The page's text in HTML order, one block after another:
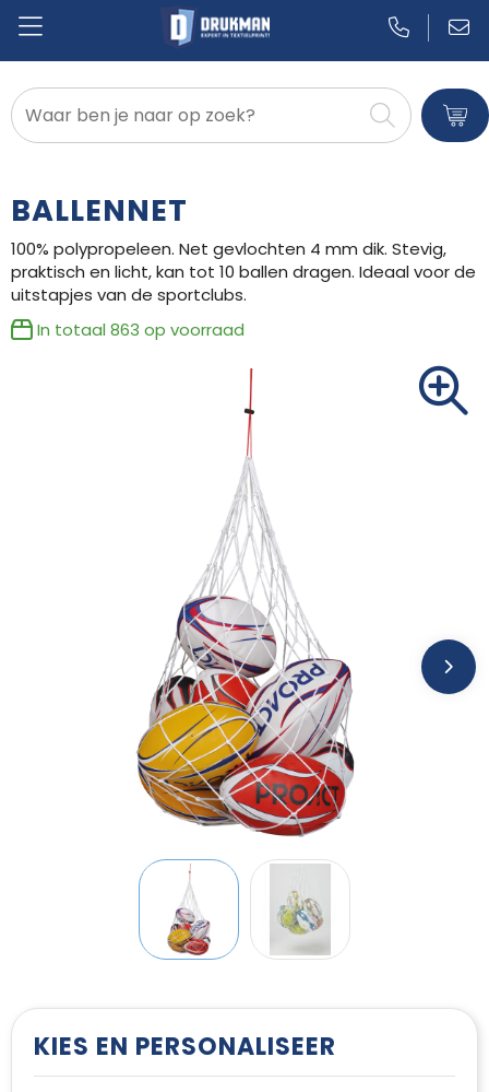
Badtextiel en Douche
Broeken en Rokken
Caps, Hoeden en Mutsen
Dekens, Fleecedekens en Kussens
Handschoenen en Sjaals
Kledingaccessoires
Ondergoed, Sokken en Nachtkleding
Peuters en Baby's
Vesten
BALLENNET
100% polypropeleen. Net gevlochten 4 mm dik. Stevig,
praktisch en licht, kan tot 10 ballen dragen. Ideaal voor de
uitstapjes van de sportclubs.
In totaal 863 op voorraad
KIES EN PERSONALISEER